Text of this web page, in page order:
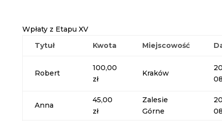
Wpłaty z Etapu XV
Tytuł
Kwota Miejscowość
Robert
100,00
zł
Kraków
Anna
45,00
zł
Zalesie
Górne